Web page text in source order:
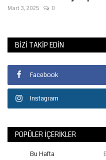
Tekno Bilim
Ekonomi
Siyaset
Yaşam
Mart 3, 2025 0
BIZI TAKIP EDIN
Facebook
Instagram
POPÜLER İÇERIKLER
Bu Hafta